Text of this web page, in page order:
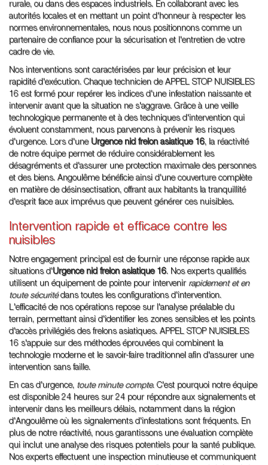
rurale, ou dans des espaces industriels. En collaborant avec les
autorités locales et en mettant un point d'honneur à respecter les
normes environnementales, nous nous positionnons comme un
partenaire de confiance pour la sécurisation et l'entretien de votre
cadre de vie.
Nos interventions sont caractérisées par leur précision et leur
rapidité d'exécution. Chaque technicien de APPEL STOP NUISIBLES
16 est formé pour repérer les indices d'une infestation naissante et
intervenir avant que la situation ne s'aggrave. Grâce à une veille
technologique permanente et à des techniques d'intervention qui
évoluent constamment, nous parvenons à prévenir les risques
d'urgence. Lors d'une Urgence nid frelon asiatique 16, la réactivité
de notre équipe permet de réduire considérablement les
désagréments et d'assurer une protection maximale des personnes
et des biens. Angoulême bénéficie ainsi d'une couverture complète
en matière de désinsectisation, offrant aux habitants la tranquillité
d'esprit face aux imprévus que peuvent générer ces nuisibles.
Intervention rapide et efficace contre les
nuisibles
Notre engagement principal est de fournir une réponse rapide aux
situations d'Urgence nid frelon asiatique 16. Nos experts qualifiés
utilisent un équipement de pointe pour intervenir rapidement et en
toute sécuritédans toutes les configurations d'intervention.
L'efficacité de nos opérations repose sur l'analyse préalable du
terrain, permettant ainsi d'identifier les zones sensibles et les points
d'accès privilégiés des frelons asiatiques. APPEL STOP NUISIBLES
16 s'appuie sur des méthodes éprouvées qui combinent la
technologie moderne et le savoir-faire traditionnel afin d'assurer une
intervention sans faille.
En cas d'urgence, toute minute compte. C'est pourquoi notre équipe
est disponible 24 heures sur 24 pour répondre aux signalements et
intervenir dans les meilleurs délais, notamment dans la région
d'Angoulême où les signalements d'infestations sont fréquents. En
plus de notre réactivité, nous garantissons une évaluation complète
qui inclut une analyse des risques potentiels pour la santé publique.
Nos experts effectuent une inspection minutieuse et communiquent